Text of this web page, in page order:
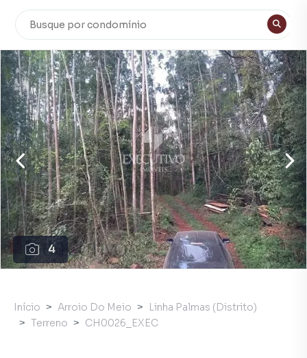
4
Início Arroio Do Meio
Linha Palmas (Distrito)
Terreno
CH0026_EXEC